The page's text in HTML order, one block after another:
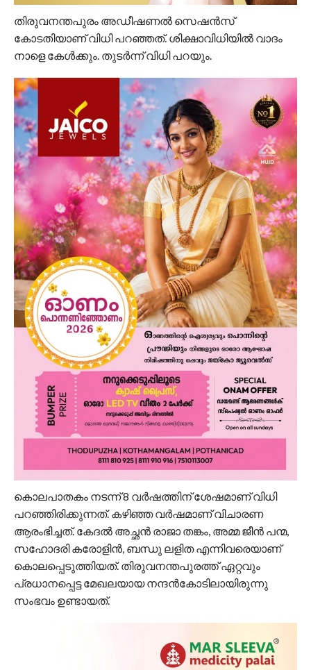
തിരുവനന്തപുരം അഡീഷണല്‍ സെഷന്‍സ്
കോടതിയാണ് വിധി പറഞ്ഞത്. ശിക്ഷാവിധിയില്‍ വാദം
നാളെ കേള്‍ക്കും. തുടര്‍ന്ന് വിധി പറയും.
കൊലപാതകം നടന്ന് 8 വര്‍ഷത്തിന് ശേഷമാണ് വിധി
പറഞ്ഞിരിക്കുന്നത്. കഴിഞ്ഞ വര്‍ഷമാണ് വിചാരണ
ആരംഭിച്ചത്. കേദല്‍ അച്ഛന്‍ രാജാ തങ്കം, അമ്മ ജീന്‍ പന്മ,
സഹോദരി കരോളിന്‍, ബന്ധു ലളിത എന്നിവരെയാണ്
കൊലപ്പെടുത്തിയത്. തിരുവനന്തപുരത്ത് ഏറ്റവും
പ്രധാനപ്പെട്ട മേഖലയായ നന്ദന്‍കോടിലായിരുന്നു
സംഭവം ഉണ്ടായത്.